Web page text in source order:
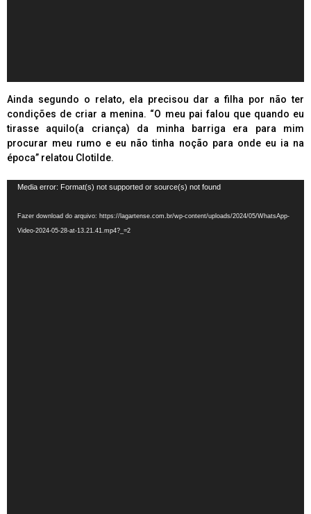
Ainda segundo o relato, ela precisou dar a filha por não ter
condições de criar a menina. “O meu pai falou que quando eu
tirasse aquilo(a criança) da minha barriga era para mim
procurar meu rumo e eu não tinha noção para onde eu ia na
época” relatou Clotilde.
Tocador
vídeo
Media error: Format(s) not supported or source(s) not found
Fazer download do arquivo: https://lagartense.com.br/wp-content/uploads/2024/05/WhatsApp-
Video-2024-05-28-at-13.21.41.mp4?_=2